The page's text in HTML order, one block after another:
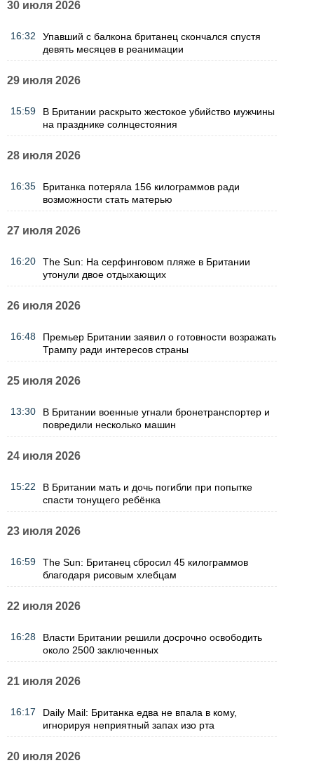
30 июля 2026
16:32
Упавший с балкона британец скончался спустя
девять месяцев в реанимации
29 июля 2026
15:59
В Британии раскрыто жестокое убийство мужчины
на празднике солнцестояния
28 июля 2026
16:35
Британка потеряла 156 килограммов ради
возможности стать матерью
27 июля 2026
16:20
The Sun: На серфинговом пляже в Британии
утонули двое отдыхающих
26 июля 2026
16:48
Премьер Британии заявил о готовности возражать
Трампу ради интересов страны
25 июля 2026
13:30
В Британии военные угнали бронетранспортер и
повредили несколько машин
24 июля 2026
15:22
В Британии мать и дочь погибли при попытке
спасти тонущего ребёнка
23 июля 2026
16:59
The Sun: Британец сбросил 45 килограммов
благодаря рисовым хлебцам
22 июля 2026
16:28
Власти Британии решили досрочно освободить
около 2500 заключенных
21 июля 2026
16:17
Daily Mail: Британка едва не впала в кому,
игнорируя неприятный запах изо рта
20 июля 2026